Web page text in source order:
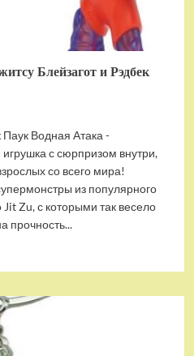
Блейзагот и Рэдбек
Паук Водная Атака -
с сюрпризом внутри,
со всего мира!
из популярного
Zu, с которыми так весело
прочность...